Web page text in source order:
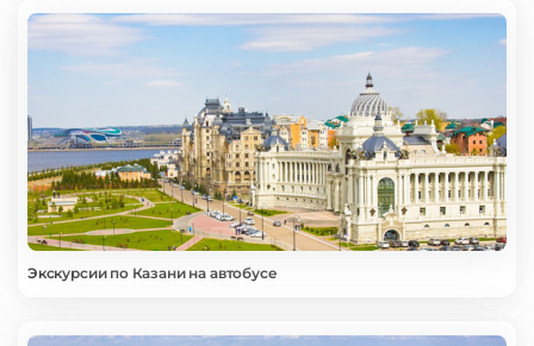
Экскурсии по Казани на автобусе